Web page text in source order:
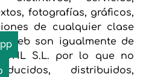
fotografías, gráficos,
de cualquier clase
web son igualmente de
S.L. por lo que no
distribuidos,